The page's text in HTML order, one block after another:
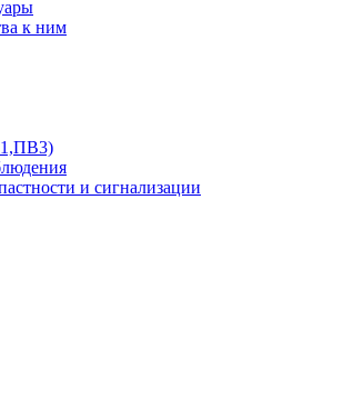
к ним
и сигнализации